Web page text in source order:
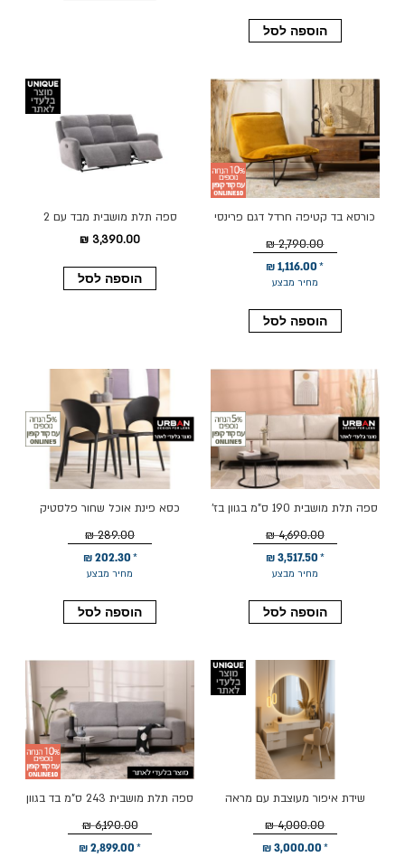
הוספה לסל
כורסא בד קטיפה חרדל דגם פרינסי
מחיר מבצע
1,116.00 ₪
2,790.00 ₪
הוספה לסל
ספה תלת מושבית מבד עם 2
הדומים נשלפים דגם פיראוס בגוון
3,390.00 ₪
הוספה לסל
ספה תלת מושבית 190 ס"מ בגוון בז'
מחיר מבצע
3,517.50 ₪
4,690.00 ₪
הוספה לסל
כסא פינת אוכל שחור פלסטיק
מחיר מבצע
202.30 ₪
289.00 ₪
הוספה לסל
שידת איפור מעוצבת עם מראה
3,000.00 ₪
4,000.00 ₪
ספה תלת מושבית 243 ס"מ בד בגוון
2,899.00 ₪
6,190.00 ₪